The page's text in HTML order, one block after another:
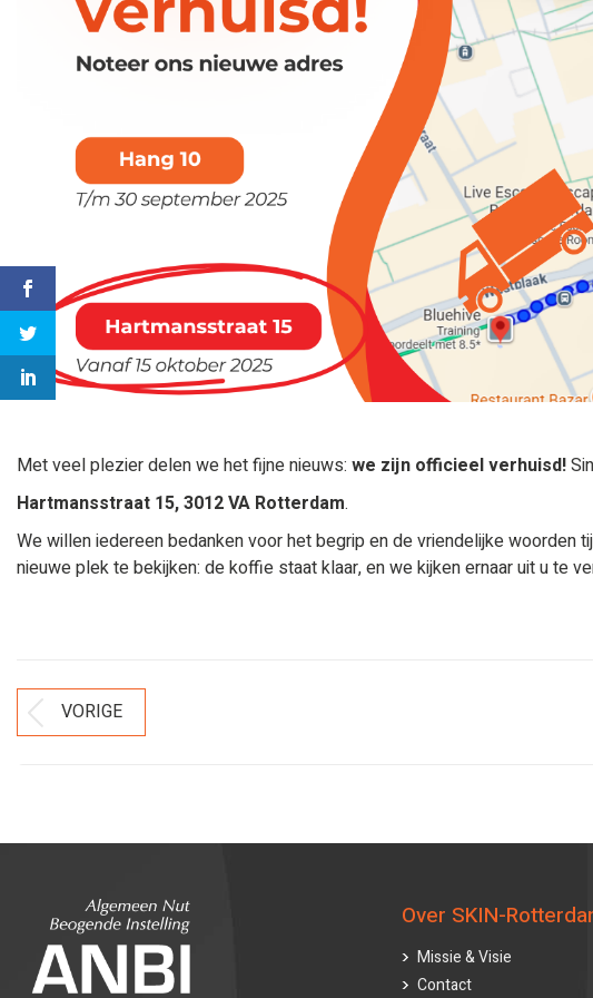
Met veel plezier delen we het fijne nieuws: we zijn officieel verhuisd!
Hartmansstraat 15, 3012 VA Rotterdam.
We willen iedereen bedanken voor het begrip en de vriendelijke
nieuwe plek te bekijken: de koffie staat klaar, en we kijken ernaar uit u te
Bericht
Navigatie
VORIGE
bericht
Over SKIN-
Missie & Visie
Contact